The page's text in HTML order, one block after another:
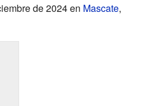
de 2024 en Mascate,